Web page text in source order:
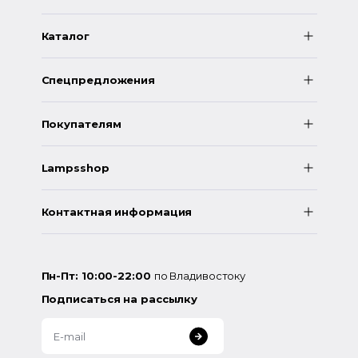
Каталог
Спецпредложения
Покупателям
Lampsshop
Контактная информация
Пн-Пт: 10:00-22:00 по Владивостоку
Подписаться на рассылку